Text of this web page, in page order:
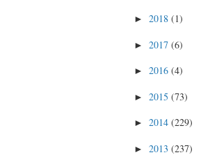
►2018(1)
►2017(6)
►2016(4)
►2015(73)
►2014(229)
►2013(237)